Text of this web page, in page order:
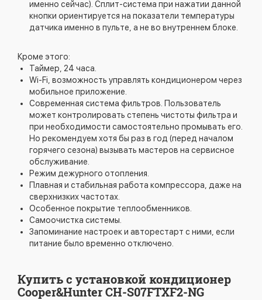
именно сейчас). Сплит-система при нажатии данной
кнопки ориентируется на показатели температуры
датчика именно в пульте, а не во внутреннем блоке.
Кроме этого:
Таймер, 24 часа.
Wi-Fi, возможность управлять кондиционером через
мобильное приложение.
Современная система фильтров. Пользователь
может контролировать степень чистоты фильтра и
при необходимости самостоятельно промывать его.
Но рекомендуем хотя бы раз в год (перед началом
горячего сезона) вызывать мастеров на сервисное
обслуживание.
Режим дежурного отопления.
Плавная и стабильная работа компрессора, даже на
сверхнизких частотах.
Особенное покрытие теплообменников.
Самоочистка системы.
Запоминание настроек и авторестарт с ними, если
питание было временно отключено.
Купить с установкой кондиционер
Cooper&Hunter CH-S07FTXF2-NG